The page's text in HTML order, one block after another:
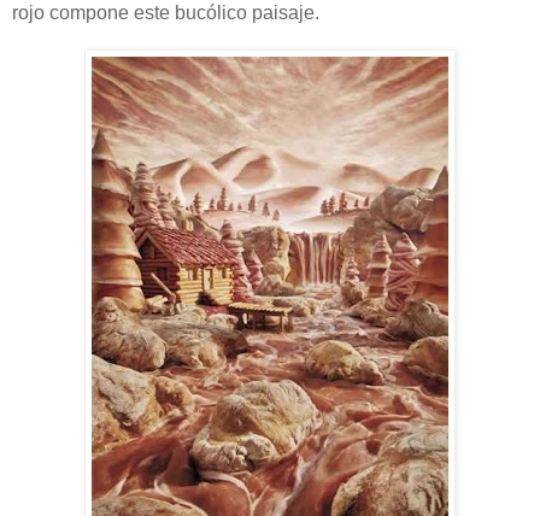
rojo compone este bucólico paisaje.